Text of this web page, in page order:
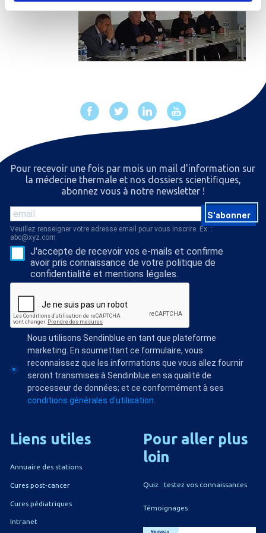
Pour recevoir une fois par mois un mail d'information sur
la médecine thermale et nos dossiers scientiﬁques,
abonnez vous à notre newsletter !
S'abonner
Veuillez renseigner votre adresse email pour vous inscrire. Ex. :
abc@xyz.com
J'accepte de recevoir vos e-mails et confirme
avoir pris connaissance de votre politique de
confidentialité et mentions légales.
Nous utilisons Sendinblue en tant que plateforme
marketing. En soumettant ce formulaire, vous
reconnaissez que les informations que vous allez fournir
seront transmises à Sendinblue en sa qualité de
processeur de données; et ce conformément à ses
conditions générales d'utilisation.
Liens utiles
Annuaire des stations
Cures post-cancer
Cures pédiatriques
Intranet
Pour aller plus
loin
Quiz : testez vos connaissances
Témoignages